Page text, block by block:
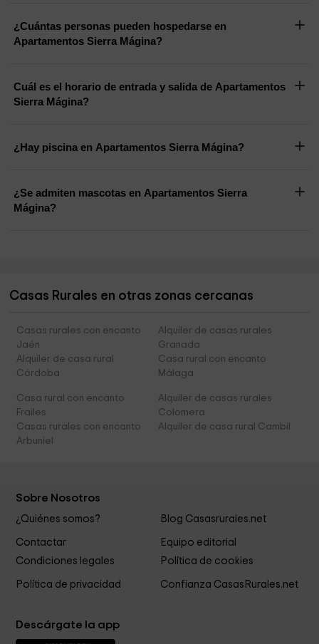
¿Cuántas personas pueden hospedarse en
Apartamentos Sierra Mágina?
Cuál es el horario de entrada y salida de Apartamentos
Sierra Mágina?
¿Hay piscina en Apartamentos Sierra Mágina?
¿Se admiten mascotas en Apartamentos Sierra
Mágina?
Casas Rurales en otras zonas cercanas
Casas rurales con encanto
Jaén
Alquiler de casas rurales
Granada
Alquiler de casa rural
Córdoba
Casa rural con encanto
Málaga
Casa rural con encanto
Frailes
Alquiler de casas rurales
Colomera
Casas rurales con encanto
Arbuniel
Alquiler de casa rural Cambil
Sobre Nosotros
¿Quiénes somos? Blog Casasrurales.net
Contactar
Equipo editorial
Condiciones legales
Política de cookies
Política de privacidad Confianza CasasRurales.net
Descárgate la app